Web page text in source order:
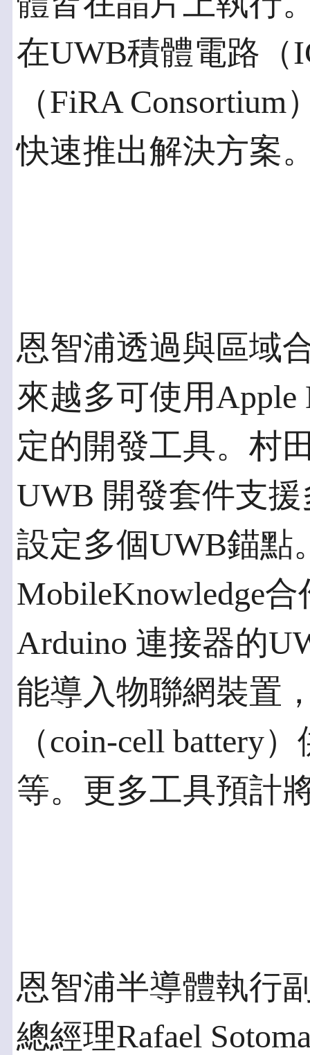
在UWB積體電路（
（FiRA
快速推出解決方案
恩智浦透過與區域
來越多可使用Apple
定的開發工具。村
UWB 開發套件支
設定多個UWB錨點
MobileKnowledge
Arduino 連接器的
能導入物聯網裝置
（coin-cell battery
等。更多工具預計
恩智浦半導體執行
總經理Rafael